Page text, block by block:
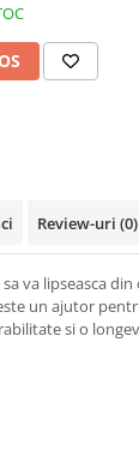
Review-uri (0)
va lipseasca
un ajutor
si o